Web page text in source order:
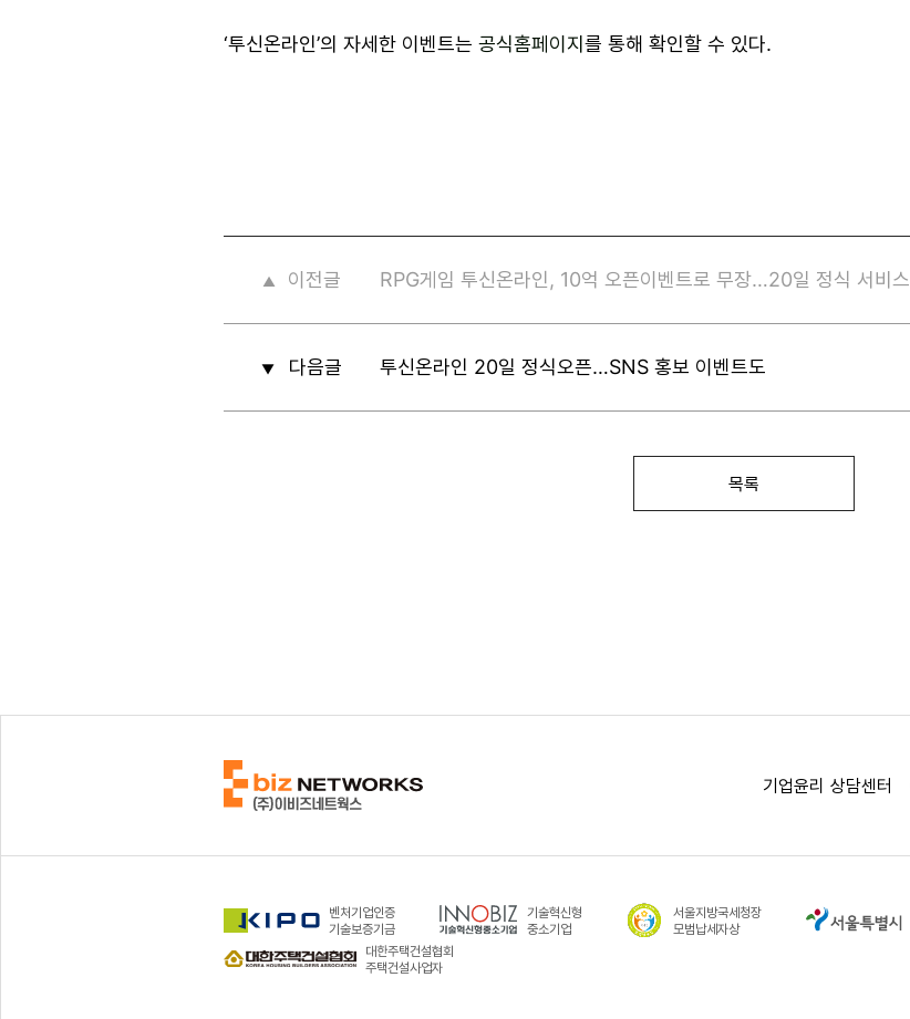
‘투신온라인’의 자세한 이벤트는 공식홈페이지 를 통해 확인할 수 있다.
▲ 이전글 RPG게임 투신온라인, 10억 오픈이벤트로 무장…20일 정식 서비스
▼ 다음글 투신온라인 20일 정식오픈…SNS 홍보 이벤트도
목록
기업윤리 상담센터
벤처기업인증
기술보증기금
기술혁신형
중소기업
서울지방국세청장
모범납세자상
대한주택건설협회
주택건설사업자